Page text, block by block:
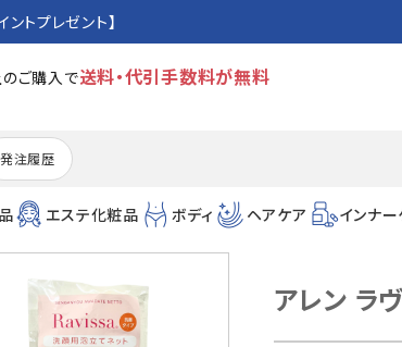
トプレゼント】
ご購入で送料・代引手数料が無料
発注履歴
エステ化粧品 ボディ ヘアケア インナー
アレン ラ